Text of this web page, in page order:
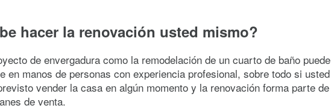
hacer la renovación usted mismo?
de envergadura como la remodelación de un cuarto de baño puede
en manos de personas con experiencia profesional, sobre todo si usted
vender la casa en algún momento y la renovación forma parte de
de venta.